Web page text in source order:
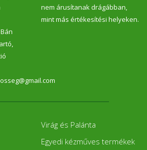
nem árusítanak drágábban,
mint más értékesítési helyeken.
Virág és Palánta
Egyedi kézműves termékek